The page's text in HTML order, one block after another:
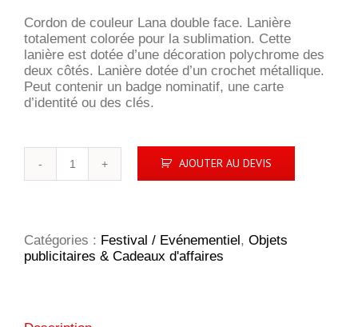
Cordon de couleur Lana double face. Lanière
totalement colorée pour la sublimation. Cette
lanière est dotée d’une décoration polychrome des
deux côtés. Lanière dotée d’un crochet métallique.
Peut contenir un badge nominatif, une carte
d’identité ou des clés.
face
AJOUTER AU DEVIS
Catégories : Festival / Evénementiel, Objets
publicitaires & Cadeaux d'affaires